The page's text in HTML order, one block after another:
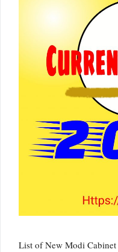
List of New Modi